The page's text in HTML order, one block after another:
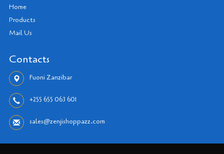
Home
Products
Mail Us
Contacts
Fuoni Zanzibar
+255 655 063 601
sales@zenjishoppazz.com